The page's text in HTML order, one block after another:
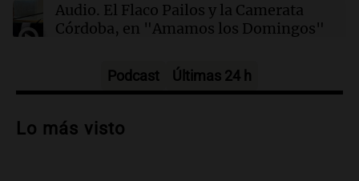
Audio. El Flaco Pailos y la Camerata
Córdoba, en "Amamos los Domingos"
hablaron de su obra en Cadena 3
Podcast Últimas 24 h
Lo más visto